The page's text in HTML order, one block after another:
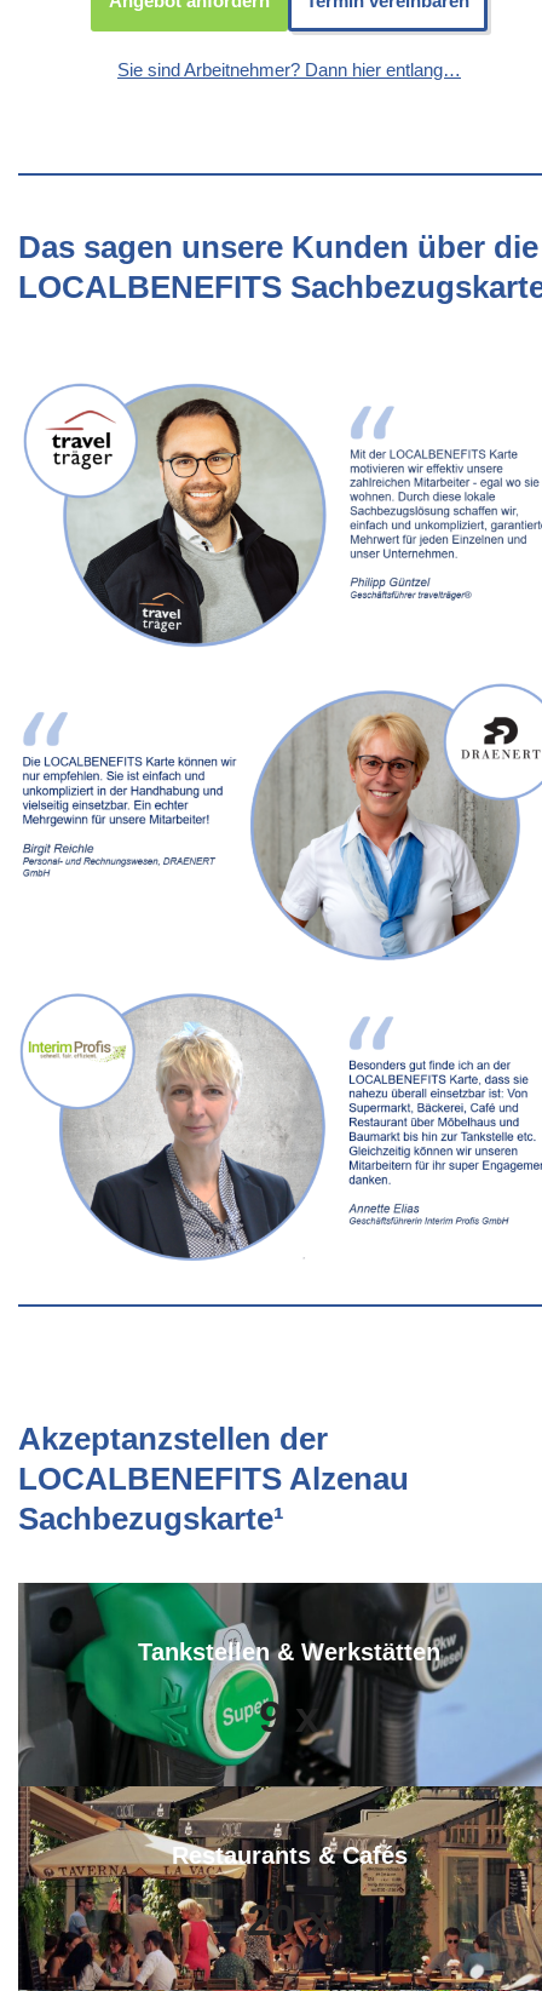
Sie sind Arbeitnehmer? Dann hier entlang…
Das sagen unsere Kunden über die
LOCALBENEFITS
Akzeptanzstellen der
LOCALBENEFITS Alzenau
Sachbezugskarte¹
Tankstellen & Werkstätten
9 x
Restaurants & Cafés
20 x